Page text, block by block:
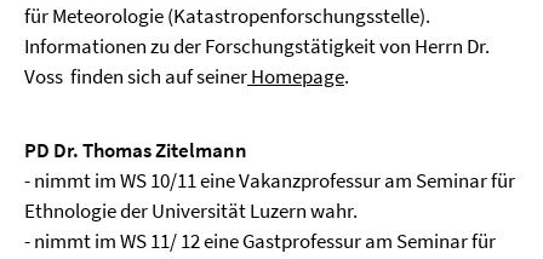
für Meteorologie (Katastropenforschungsstelle).
Informationen zu der Forschungstätigkeit von Herrn Dr.
Voss finden sich auf seinerHomepage.
PD Dr. Thomas Zitelmann
- nimmt im WS 10/11 eine Vakanzprofessur am Seminar für
Ethnologie der Universität Luzern wahr.
- nimmt im WS 11/ 12 eine Gastprofessur am Seminar für